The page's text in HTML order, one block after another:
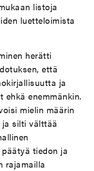
listoja
luetteloimista
herätti
että
ja
enemmänkin.
mielin määrin
silti välttää
tiedon ja
rajamailla